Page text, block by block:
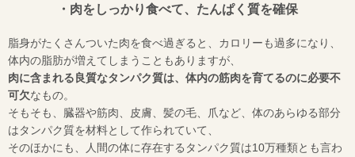
・肉をしっかり食べて、たんぱく質を確保
脂身がたくさんついた肉を食べ過ぎると、カロリーも過多になり、
体内の脂肪が増えてしまうこともありますが、
肉に含まれる良質なタンパク質は、体内の筋肉を育てるのに必要不
可欠なもの。
そもそも、臓器や筋肉、皮膚、髪の毛、爪など、体のあらゆる部分
はタンパク質を材料として作られていて、
そのほかにも、人間の体に存在するタンパク質は10万種類とも言わ